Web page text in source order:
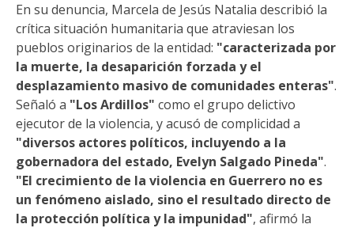
En su denuncia, Marcela de Jesús Natalia describió la
crítica situación humanitaria que atraviesan los
pueblos originarios de la entidad: "caracterizada por
la muerte, la desaparición forzada y el
desplazamiento masivo de comunidades enteras".
Señaló a "Los Ardillos" como el grupo delictivo
ejecutor de la violencia, y acusó de complicidad a
"diversos actores políticos, incluyendo a la
gobernadora del estado, Evelyn Salgado Pineda".
"El crecimiento de la violencia en Guerrero no es
un fenómeno aislado, sino el resultado directo de
la protección política y la impunidad", afirmó la